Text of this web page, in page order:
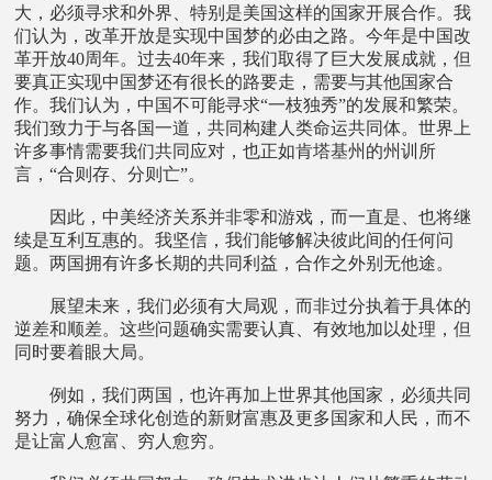
大，必须寻求和外界、特别是美国这样的国家开展合作。我
们认为，改革开放是实现中国梦的必由之路。今年是中国改
革开放40周年。过去40年来，我们取得了巨大发展成就，但
要真正实现中国梦还有很长的路要走，需要与其他国家合
作。我们认为，中国不可能寻求“一枝独秀”的发展和繁荣。
我们致力于与各国一道，共同构建人类命运共同体。世界上
许多事情需要我们共同应对，也正如肯塔基州的州训所
言，“合则存、分则亡”。
因此，中美经济关系并非零和游戏，而一直是、也将继
续是互利互惠的。我坚信，我们能够解决彼此间的任何问
题。两国拥有许多长期的共同利益，合作之外别无他途。
展望未来，我们必须有大局观，而非过分执着于具体的
逆差和顺差。这些问题确实需要认真、有效地加以处理，但
同时要着眼大局。
例如，我们两国，也许再加上世界其他国家，必须共同
努力，确保全球化创造的新财富惠及更多国家和人民，而不
是让富人愈富、穷人愈穷。